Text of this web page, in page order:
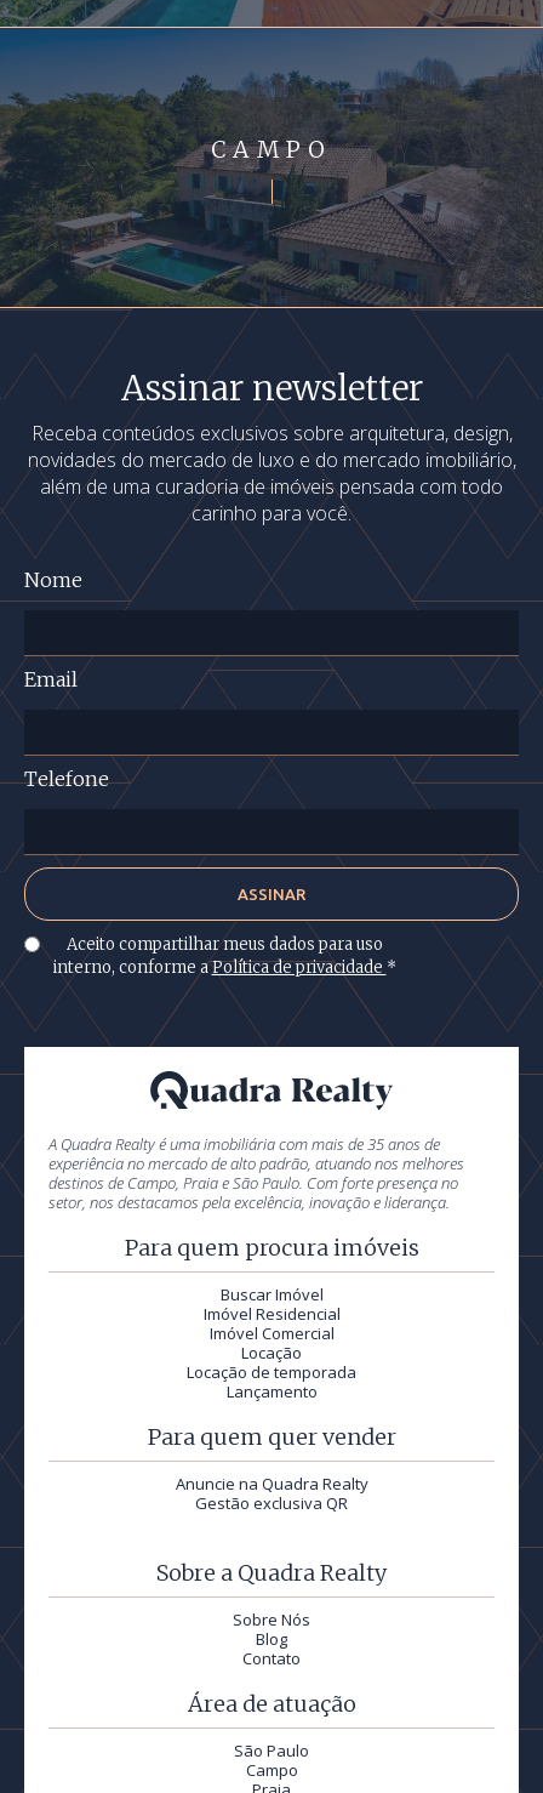
CAMPO
Assinar newsletter
Receba conteúdos exclusivos sobre arquitetura, design,
novidades do mercado de luxo e do mercado imobiliário,
além de uma curadoria de imóveis pensada com todo
carinho para você.
Nome
Email
Telefone
Aceito compartilhar meus dados para uso
interno, conforme aPolítica de privacidade *
A Quadra Realty é uma imobiliária com mais de 35 anos de
experiência no mercado de alto padrão, atuando nos melhores
destinos de Campo, Praia e São Paulo. Com forte presença no
setor, nos destacamos pela excelência, inovação e liderança.
Para quem procura imóveis
Buscar Imóvel
Imóvel Residencial
Imóvel Comercial
Locação
Locação de temporada
Lançamento
Para quem quer vender
Anuncie na Quadra Realty
Gestão exclusiva QR
Sobre a Quadra Realty
Sobre Nós
Blog
Contato
Área de atuação
São Paulo
Campo